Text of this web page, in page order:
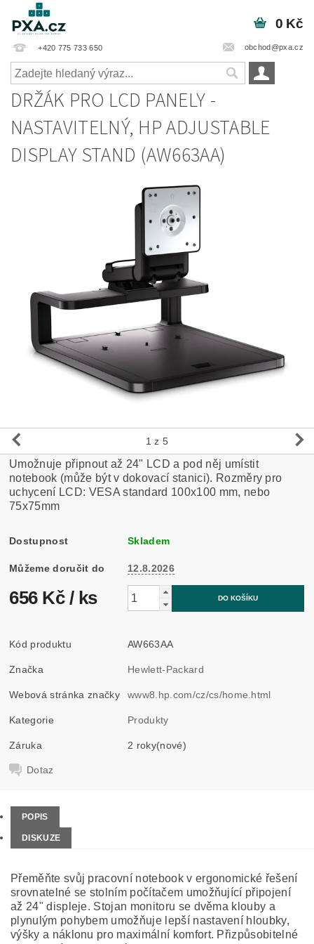
+420 775 733 650 obchod@pxa.cz
0 Kč
DRŽÁK PRO LCD PANELY -
NASTAVITELNÝ, HP ADJUSTABLE
DISPLAY STAND (AW663AA)
1 z 5
Umožnuje připnout až 24" LCD a pod něj umístit
notebook (může být v dokovací stanici). Rozměry pro
uchycení LCD: VESA standard 100x100 mm, nebo
75x75mm
Dostupnost Skladem
Můžeme doručit do 12.8.2026
656 Kč / ks
Kód produktu AW663AA
Značka Hewlett-Packard
Webová stránka značky www8.hp.com/cz/cs/home.html
Kategorie Produkty
Záruka 2 roky(nové)
Dotaz
POPIS
DISKUZE
Přeměňte svůj pracovní notebook v ergonomické řešení
srovnatelné se stolním počítačem umožňující připojení
až 24" displeje. Stojan monitoru se dvěma klouby a
plynulým pohybem umožňuje lepší nastavení hloubky,
výšky a náklonu pro maximální komfort. Přizpůsobitelné